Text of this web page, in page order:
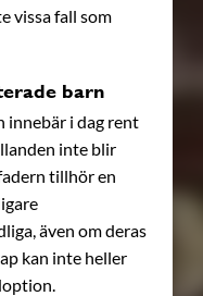
vissa fall som
barn
innebär i dag rent
inte blir
tillhör en
även om deras
kan inte heller